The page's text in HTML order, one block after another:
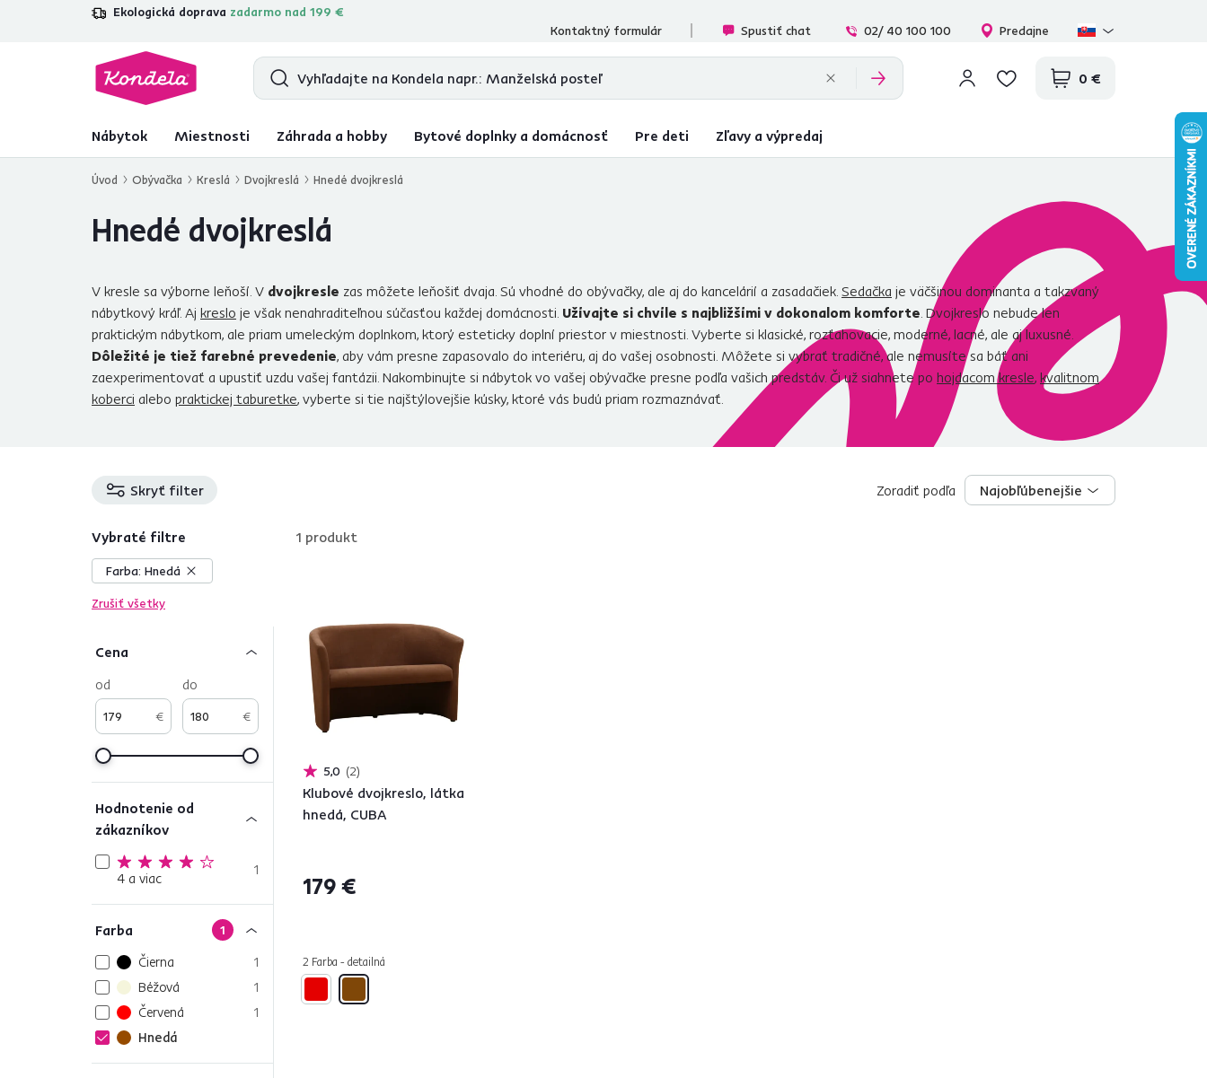
Ekologická doprava zadarmo nad 199 €
4,7 31 211overených produktových recenzií
Kontaktný formulár
Spustiť chat 02/ 40 100 100 Predajne
0 €
Nábytok Miestnosti Záhrada a hobby Bytové doplnky a domácnosť Pre deti Zľavy a výpredaj
Úvod Obývačka Kreslá Dvojkreslá Hnedé dvojkreslá
Hnedé dvojkreslá
V kresle sa výborne leňoší. V dvojkresle zas môžete leňošiť dvaja. Sú vhodné do obývačky, ale aj do kancelárií a zasadačiek. Sedačka je väčšinou dominanta a takzvaný
nábytkový kráľ. Aj kreslo je však nenahraditeľnou súčasťou každej domácnosti. Užívajte si chvíle s najbližšími v dokonalom komforte . Dvojkreslo nebude len
praktickým nábytkom, ale priam umeleckým doplnkom, ktorý esteticky doplní priestor v miestnosti. Vyberte si klasické, rozťahovacie, moderné, lacné, ale aj luxusné.
Dôležité je tiež farebné prevedenie, aby vám presne zapasovalo do interiéru, aj do vašej osobnosti. Môžete si vybrať tradičné, ale nemusíte sa báť ani
zaexperimentovať a upustiť uzdu vašej fantázii. Nakombinujte si nábytok vo vašej obývačke presne podľa vašich predstáv. Či už siahnete po hojdacom kresle, kvalitnom
koberci alebo praktickej taburetke, vyberte si tie najštýlovejšie kúsky, ktoré vás budú priam rozmaznávať.
Skryť filter Najobľúbenejšie
Zoradiť podľa Najobľúbenejšie
Vybraté filtre
Farba: Hnedá
Zrušiť všetky
Cena
€
od
€
do
Hodnotenie od
zákazníkov
4 a viac 1
Farba 1
Čierna
1
Béžová
1
Červená
1
Hnedá
1 produkt
5,0 2
Klubové dvojkreslo, látka
hnedá, CUBA
179 €
2 Farba - detailná